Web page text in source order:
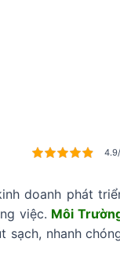
doanh phát
việc. Môi
sạch, nhanh